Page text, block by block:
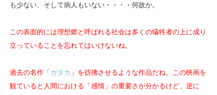
も少ない、そして病人もいない・・・・何故か。
この表面的には理想郷と呼ばれる社会は多くの犠牲者の上に成り
立っていることを忘れてはいけないね。
過去の名作「ガタカ 」を彷彿させるような作品だね。この映画を
観ていると人間における「感情」の重要さが分かるけど、逆に